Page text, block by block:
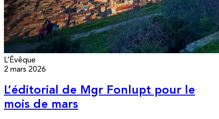
L’Évêque
2 mars 2026
L’éditorial de Mgr Fonlupt pour le
mois de mars